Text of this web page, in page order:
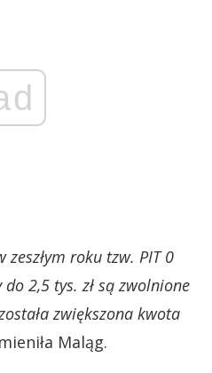
zeszłym roku tzw. PIT 0
2,5 tys. zł są zwolnione
zwiększona kwota
Maląg.